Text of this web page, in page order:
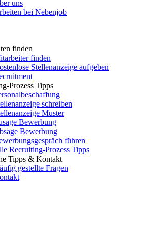
uns
bei Nebenjob
finden
finden
Stellenanzeige aufgeben
Prozess Tipps
schreiben
Muster
Bewerbung
Bewerbung
führen
Recruiting-Prozess Tipps
Tipps & Kontakt
gestellte Fragen